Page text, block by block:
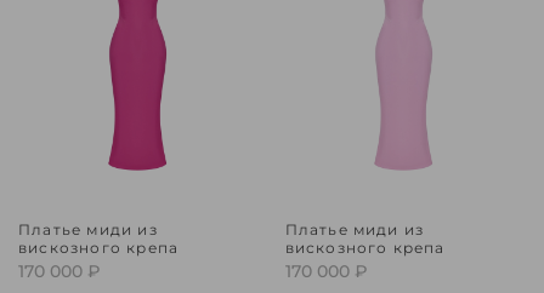
Платье миди из
вискозного крепа
170 000 ₽
Платье миди из
вискозного крепа
170 000 ₽